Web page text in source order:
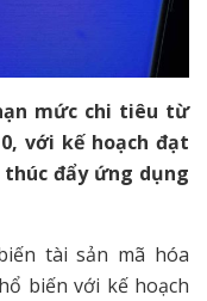
mức chi tiêu từ
với kế hoạch đạt
thúc đẩy ứng dụng
tài sản mã hóa
biến với kế hoạch